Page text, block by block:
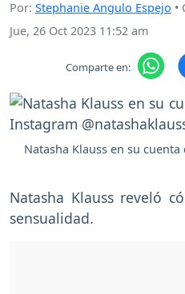
Por: Stephanie Angulo Espejo •
Jue, 26 Oct 2023 11:52 am
Comparte en:
Natasha Klauss en su
Natasha Klauss reveló
sensualidad.